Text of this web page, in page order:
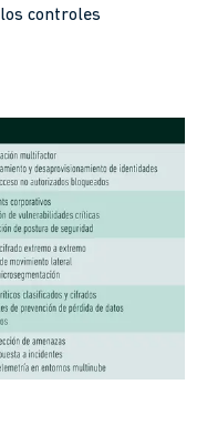
controles